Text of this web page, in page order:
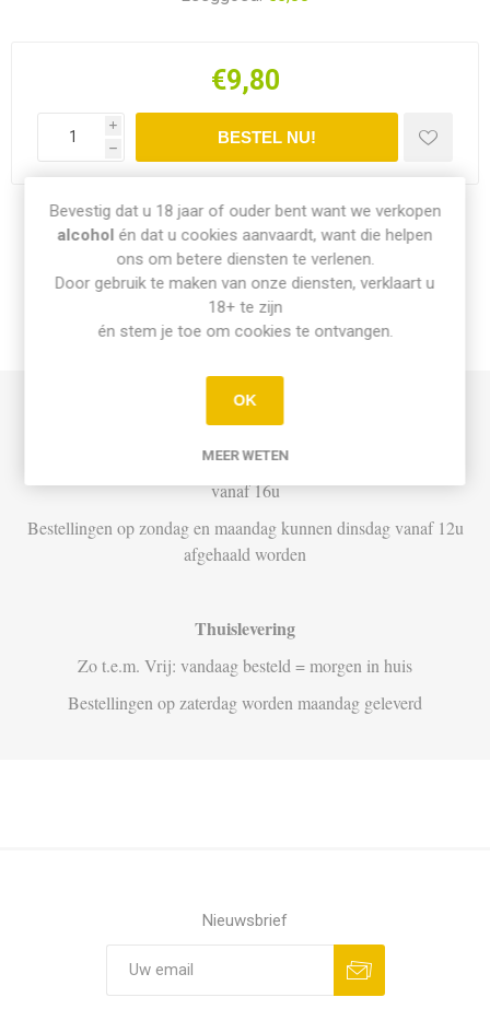
€9,80
i
h
Share:
INFO PICK-UP & LEVERING
Afhalen
Di t.e.m. Za: Vandaag besteld vóór 15u = vandaag af te halen
vanaf 16u
Bestellingen op zondag en maandag kunnen dinsdag vanaf 12u
afgehaald worden
Thuislevering
Zo t.e.m. Vrij: vandaag besteld = morgen in huis
Bestellingen op zaterdag worden maandag geleverd
Nieuwsbrief
Bevestig dat u 18 jaar of ouder bent want we verkopen
alcohol én dat u cookies aanvaardt, want die helpen
ons om betere diensten te verlenen.
Door gebruik te maken van onze diensten, verklaart u
18+ te zijn
én stem je toe om cookies te ontvangen.
OK
MEER WETEN